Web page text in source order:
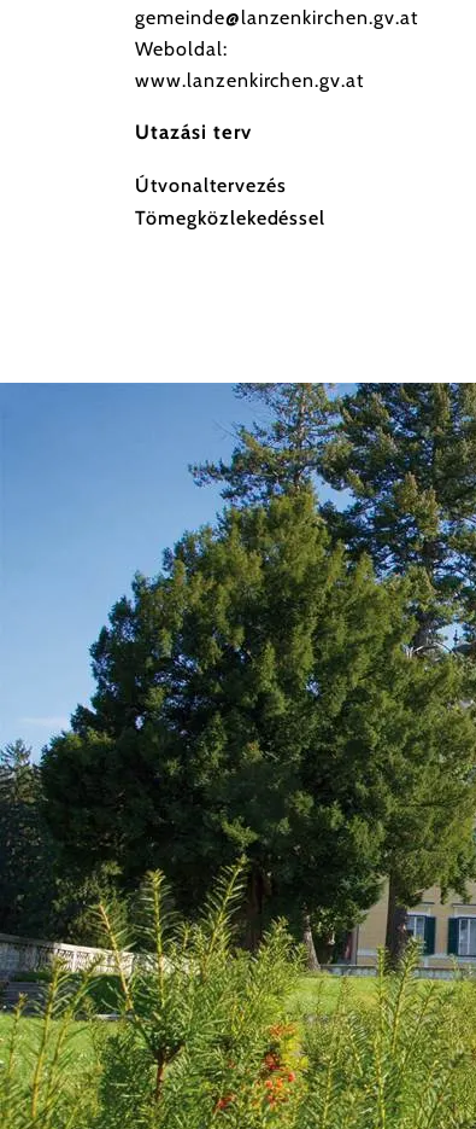
gemeinde@lanzenkirchen.gv.at
Weboldal:
www.lanzenkirchen.gv.at
Utazási terv
Útvonaltervezés
Tömegközlekedéssel